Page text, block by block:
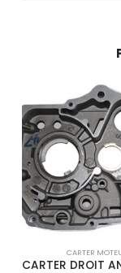
CARTER